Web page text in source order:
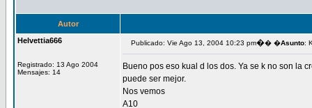
Autor
Helvettia666
Registrado: 13 Ago 2004
Mensajes: 14
Publicado: Vie Ago 13, 2004 10:23 pm�� �Asunto:
Bueno pos eso kual d los dos. Ya se k no son la
puede ser mejor.
Nos vemos
A10